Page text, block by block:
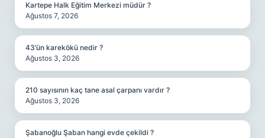
Kartepe Halk Eğitim Merkezi müdür ?
Ağustos 7, 2026
43’ün karekökü nedir ?
Ağustos 3, 2026
210 sayısının kaç tane asal çarpanı vardır ?
Ağustos 3, 2026
Şabanoğlu Şaban hangi evde çekildi ?